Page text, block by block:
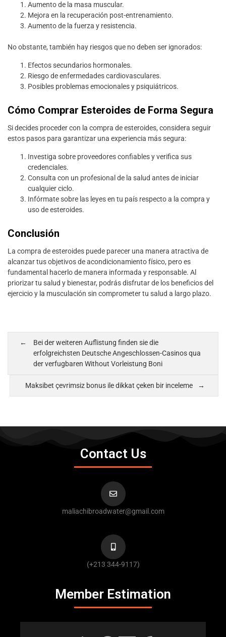
Aumento de la masa muscular.
Mejora en la recuperación post-entrenamiento.
Aumento de la fuerza y resistencia.
No obstante, también hay riesgos que no deben ser ignorados:
Efectos secundarios hormonales.
Riesgo de enfermedades cardiovasculares.
Posibles problemas emocionales y psiquiátricos.
Cómo Comprar Esteroides de Forma Segura
Si decides proceder con la compra de esteroides, considera seguir
estos pasos para garantizar una experiencia más segura:
Investiga sobre proveedores confiables y verifica sus
credenciales.
Consulta con un profesional de la salud antes de iniciar
cualquier ciclo.
Infórmate sobre las leyes en tu país respecto a la compra y
uso de esteroides.
Conclusión
La compra de esteroides puede parecer una manera atractiva de
alcanzar tus objetivos de acondicionamiento físico, pero es
fundamental hacerlo de manera informada y responsable. Al
priorizar tu salud y bienestar, podrás disfrutar de los beneficios del
ejercicio y la musculación sin comprometer tu salud a largo plazo.
Bei der weiteren Auflistung finden sie die
erfolgreichsten Deutsche Angeschlossen-Casinos qua
der verfugbaren Without Vorleistung Boni
Maksibet çevrimsiz bonus ile dikkat çeken bir inceleme
Contact Us
maliachibroadwater@gmail.com
(+213 344-9117)
Member Estimation